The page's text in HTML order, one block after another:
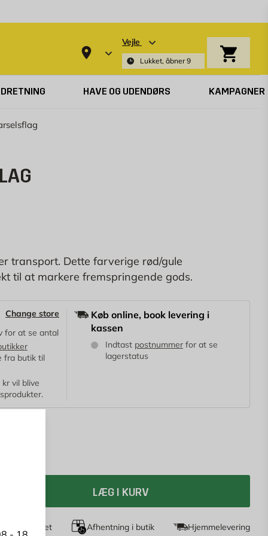
Vejle
Lukket, åbner 9
HAVE OG UDENDØRS KAMPAGNER
transport. Dette farverige rød/gule
til at markere fremspringende gods.
Change store
for at se antal
fra butik til
vil blive
Køb online, book levering i
kassen
Indtast postnummerfor at se
lagerstatus
LÆG I KURV
returret Afhentning i butik Hjemmelevering